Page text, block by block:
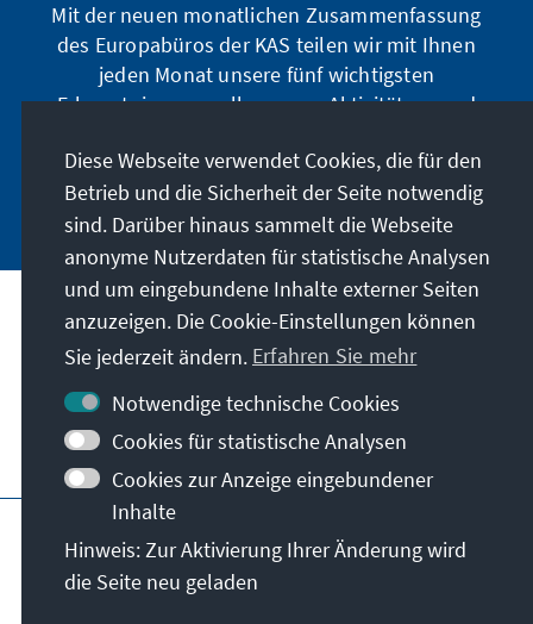
Mit der neuen monatlichen Zusammenfassung
des Europabüros der KAS teilen wir mit Ihnen
jeden Monat unsere fünf wichtigsten
Erkenntnisse aus all unseren Aktivitäten rund
Jetzt abonnieren
Anschrift
Kontakt
Besuchen Sie auch
Hauptseite der KAS
Nutzungsbedingungen
Datenschutz
Erklärung zur Barrierefreiheit
Diese Webseite verwendet Cookies, die für den
Betrieb und die Sicherheit der Seite notwendig
sind. Darüber hinaus sammelt die Webseite
anonyme Nutzerdaten für statistische Analysen
und um eingebundene Inhalte externer Seiten
anzuzeigen. Die Cookie-Einstellungen können
Sie jederzeit ändern. Erfahren Sie mehr
Notwendige technische Cookies
Cookies für statistische Analysen
Cookies zur Anzeige eingebundener
Inhalte
Hinweis: Zur Aktivierung Ihrer Änderung wird
die Seite neu geladen